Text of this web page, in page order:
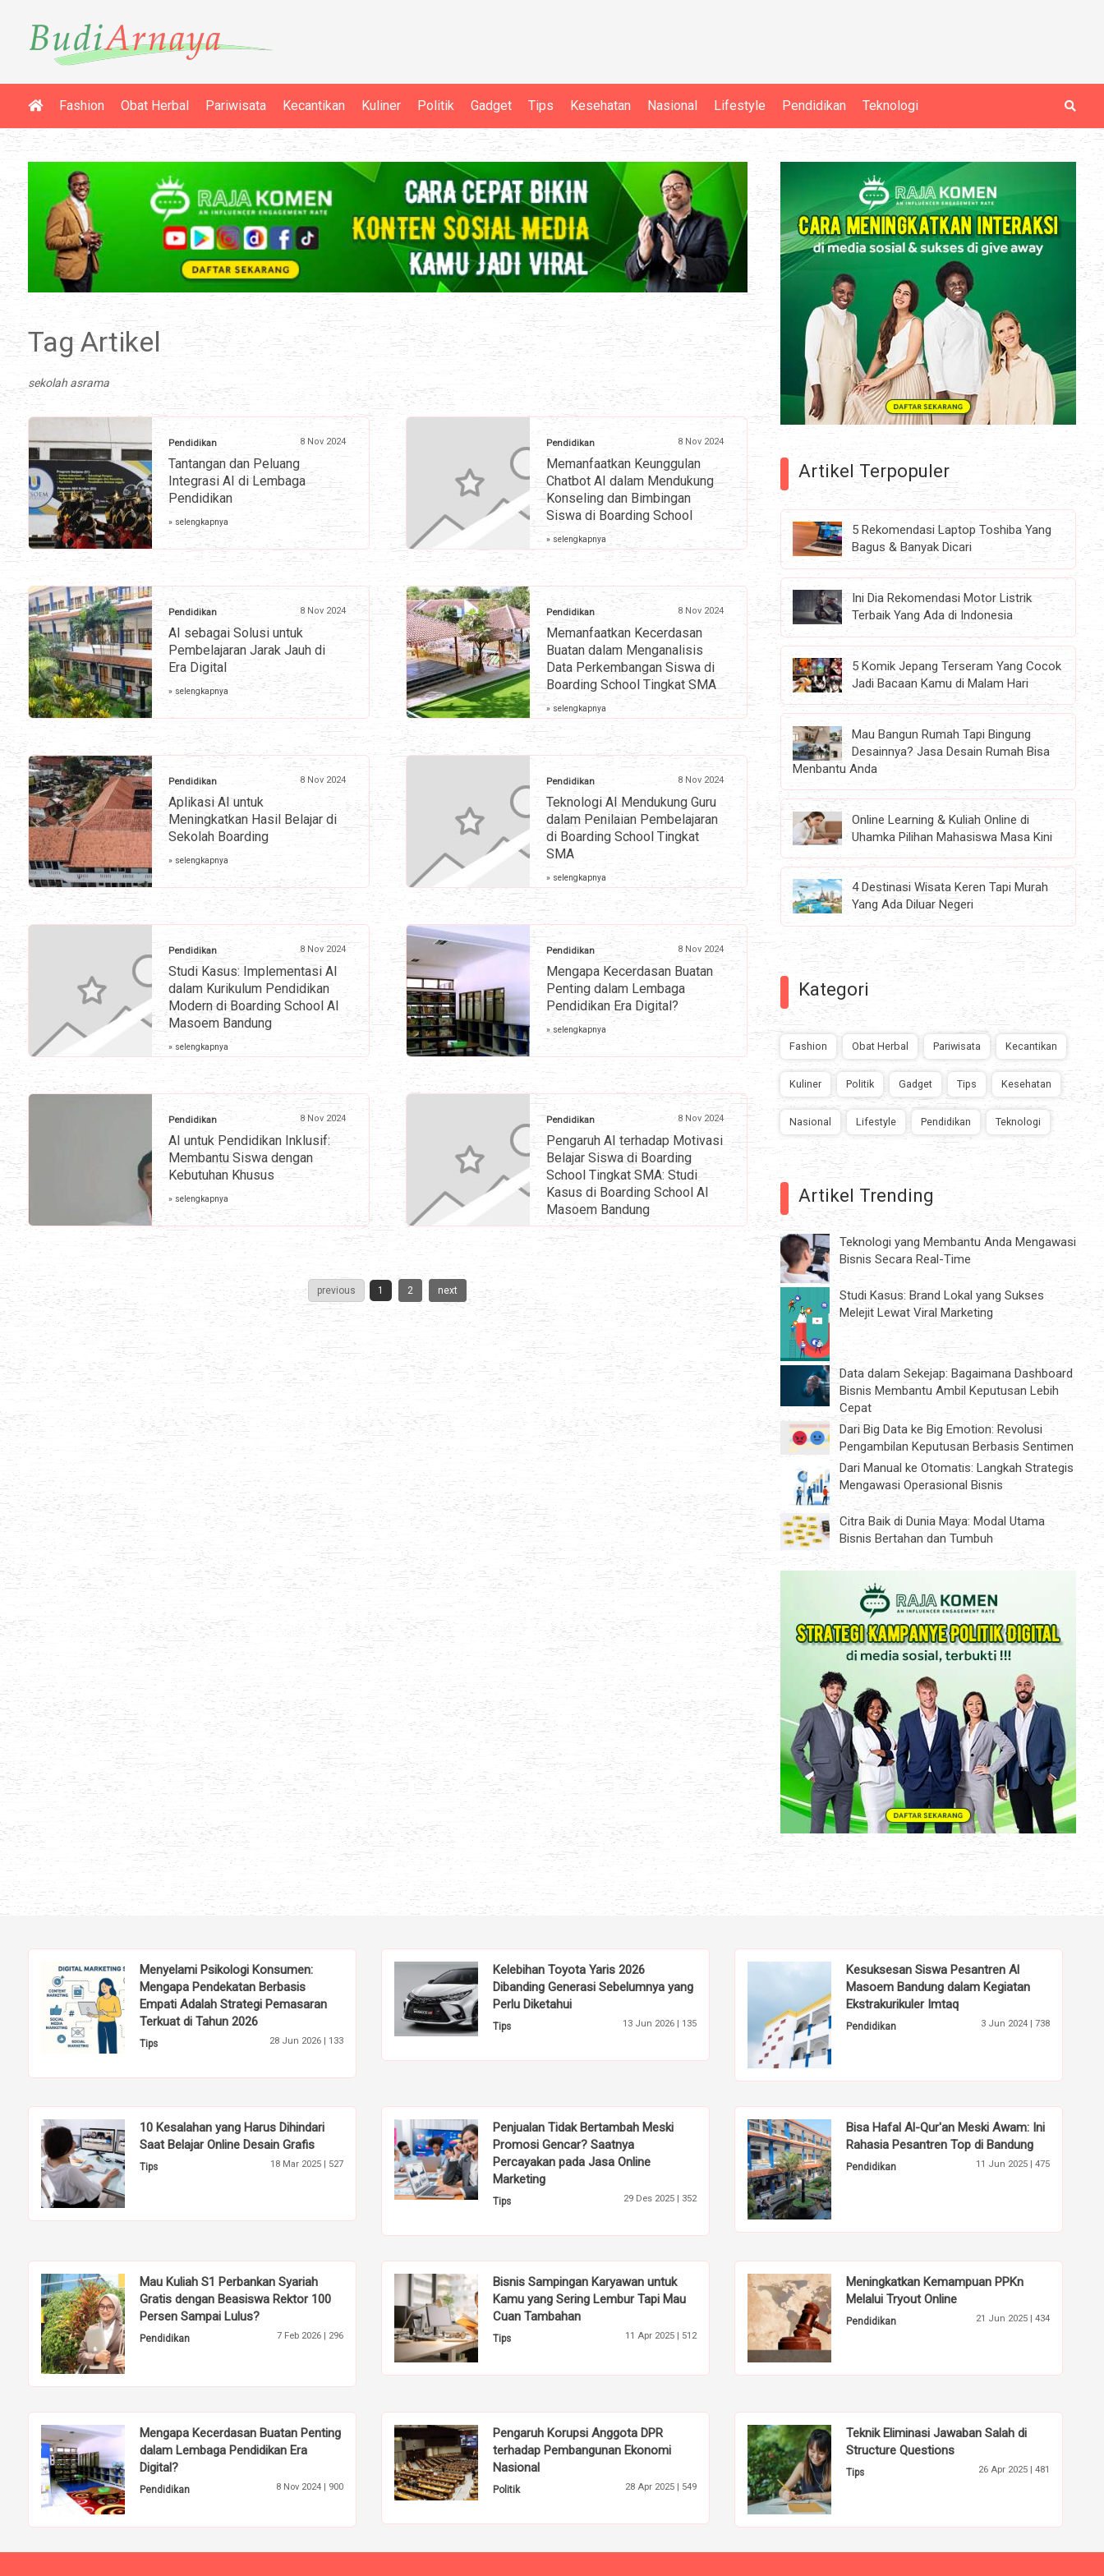
Fashion Obat Herbal Pariwisata Kecantikan Kuliner Politik Gadget Tips Kesehatan Nasional Lifestyle Pendidikan Teknologi
Tag Artikel
sekolah asrama
Pendidikan 8 Nov 2024
Tantangan dan Peluang
Integrasi AI di Lembaga
Pendidikan
» selengkapnya
Pendidikan 8 Nov 2024
Memanfaatkan Keunggulan
Chatbot AI dalam Mendukung
Konseling dan Bimbingan
Siswa di Boarding School
» selengkapnya
Pendidikan 8 Nov 2024
AI sebagai Solusi untuk
Pembelajaran Jarak Jauh di
Era Digital
» selengkapnya
Pendidikan 8 Nov 2024
Memanfaatkan Kecerdasan
Buatan dalam Menganalisis
Data Perkembangan Siswa di
Boarding School Tingkat SMA
» selengkapnya
Pendidikan 8 Nov 2024
Aplikasi AI untuk
Meningkatkan Hasil Belajar di
Sekolah Boarding
» selengkapnya
Pendidikan 8 Nov 2024
Teknologi AI Mendukung Guru
dalam Penilaian Pembelajaran
di Boarding School Tingkat
SMA
» selengkapnya
Pendidikan 8 Nov 2024
Studi Kasus: Implementasi AI
dalam Kurikulum Pendidikan
Modern di Boarding School Al
Masoem Bandung
» selengkapnya
Pendidikan 8 Nov 2024
Mengapa Kecerdasan Buatan
Penting dalam Lembaga
Pendidikan Era Digital?
» selengkapnya
Pendidikan 8 Nov 2024
AI untuk Pendidikan Inklusif:
Membantu Siswa dengan
Kebutuhan Khusus
» selengkapnya
Pendidikan 8 Nov 2024
Pengaruh AI terhadap Motivasi
Belajar Siswa di Boarding
School Tingkat SMA: Studi
Kasus di Boarding School Al
Masoem Bandung
previous 1 2 next
Artikel Terpopuler
5 Rekomendasi Laptop Toshiba Yang
Bagus & Banyak Dicari
Ini Dia Rekomendasi Motor Listrik
Terbaik Yang Ada di Indonesia
5 Komik Jepang Terseram Yang Cocok
Jadi Bacaan Kamu di Malam Hari
Mau Bangun Rumah Tapi Bingung
Desainnya? Jasa Desain Rumah Bisa
Menbantu Anda
Online Learning & Kuliah Online di
Uhamka Pilihan Mahasiswa Masa Kini
4 Destinasi Wisata Keren Tapi Murah
Yang Ada Diluar Negeri
Kategori
Fashion Obat Herbal Pariwisata Kecantikan
Kuliner Politik Gadget Tips Kesehatan
Nasional Lifestyle Pendidikan Teknologi
Artikel Trending
Teknologi yang Membantu Anda Mengawasi
Bisnis Secara Real-Time
Studi Kasus: Brand Lokal yang Sukses
Melejit Lewat Viral Marketing
Data dalam Sekejap: Bagaimana Dashboard
Bisnis Membantu Ambil Keputusan Lebih
Cepat
Dari Big Data ke Big Emotion: Revolusi
Pengambilan Keputusan Berbasis Sentimen
Dari Manual ke Otomatis: Langkah Strategis
Mengawasi Operasional Bisnis
Citra Baik di Dunia Maya: Modal Utama
Bisnis Bertahan dan Tumbuh
Menyelami Psikologi Konsumen:
Mengapa Pendekatan Berbasis
Empati Adalah Strategi Pemasaran
Terkuat di Tahun 2026
Tips 28 Jun 2026 | 133
Kelebihan Toyota Yaris 2026
Dibanding Generasi Sebelumnya yang
Perlu Diketahui
Tips 13 Jun 2026 | 135
Kesuksesan Siswa Pesantren Al
Masoem Bandung dalam Kegiatan
Ekstrakurikuler Imtaq
Pendidikan 3 Jun 2024 | 738
10 Kesalahan yang Harus Dihindari
Saat Belajar Online Desain Grafis
Tips 18 Mar 2025 | 527
Penjualan Tidak Bertambah Meski
Promosi Gencar? Saatnya
Percayakan pada Jasa Online
Marketing
Tips 29 Des 2025 | 352
Bisa Hafal Al-Qur'an Meski Awam: Ini
Rahasia Pesantren Top di Bandung
Pendidikan 11 Jun 2025 | 475
Mau Kuliah S1 Perbankan Syariah
Gratis dengan Beasiswa Rektor 100
Persen Sampai Lulus?
Pendidikan 7 Feb 2026 | 296
Bisnis Sampingan Karyawan untuk
Kamu yang Sering Lembur Tapi Mau
Cuan Tambahan
Tips 11 Apr 2025 | 512
Meningkatkan Kemampuan PPKn
Melalui Tryout Online
Pendidikan 21 Jun 2025 | 434
Mengapa Kecerdasan Buatan Penting
dalam Lembaga Pendidikan Era
Digital?
Pendidikan 8 Nov 2024 | 900
Pengaruh Korupsi Anggota DPR
terhadap Pembangunan Ekonomi
Nasional
Politik 28 Apr 2025 | 549
Teknik Eliminasi Jawaban Salah di
Structure Questions
Tips 26 Apr 2025 | 481